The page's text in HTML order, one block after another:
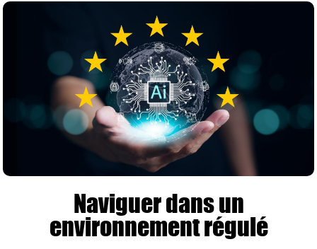
Naviguer dans un
environnement régulé